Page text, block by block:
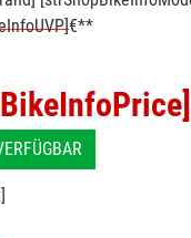
€**